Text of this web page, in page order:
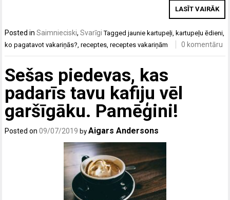
LASĪT VAIRĀK
Posted inSaimnieciski,Svarīgi Taggedjaunie kartupeļi, kartupeļu ēdieni,
ko pagatavot vakariņās?,receptes,receptes vakariņām 0 komentāru
Sešas piedevas, kas
padarīs tavu kafiju vēl
garšīgāku. Pamēģini!
Posted on09/07/2019 byAigars Andersons